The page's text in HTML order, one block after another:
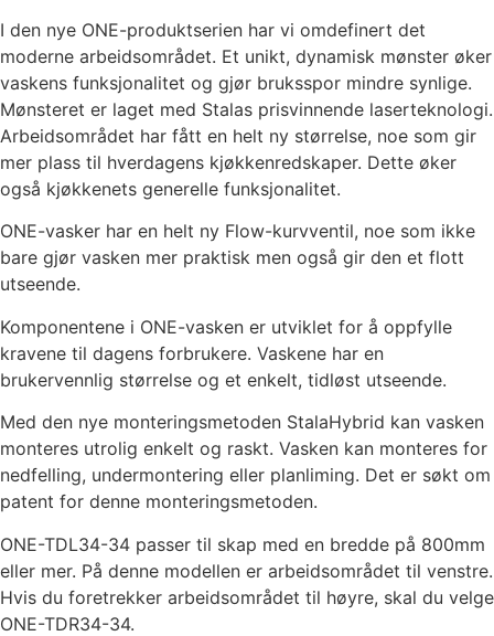
I den nye ONE-produktserien har vi omdefinert det
moderne arbeidsområdet. Et unikt, dynamisk mønster øker
vaskens funksjonalitet og gjør bruksspor mindre synlige.
Mønsteret er laget med Stalas prisvinnende laserteknologi.
Arbeidsområdet har fått en helt ny størrelse, noe som gir
mer plass til hverdagens kjøkkenredskaper. Dette øker
også kjøkkenets generelle funksjonalitet.
ONE-vasker har en helt ny Flow-kurvventil, noe som ikke
bare gjør vasken mer praktisk men også gir den et flott
utseende.
Komponentene i ONE-vasken er utviklet for å oppfylle
kravene til dagens forbrukere. Vaskene har en
brukervennlig størrelse og et enkelt, tidløst utseende.
Med den nye monteringsmetoden StalaHybrid kan vasken
monteres utrolig enkelt og raskt. Vasken kan monteres for
nedfelling, undermontering eller planliming. Det er søkt om
patent for denne monteringsmetoden.
ONE-TDL34-34 passer til skap med en bredde på 800mm
eller mer. På denne modellen er arbeidsområdet til venstre.
Hvis du foretrekker arbeidsområdet til høyre, skal du velge
ONE-TDR34-34.